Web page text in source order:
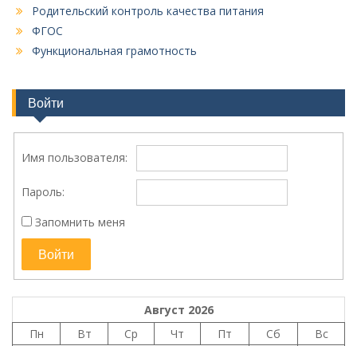
Родительский контроль качества питания
ФГОС
Функциональная грамотность
Войти
Имя пользователя:
Пароль:
Запомнить меня
Войти
Август 2026
Пн
Вт Ср Чт Пт Сб
Вс